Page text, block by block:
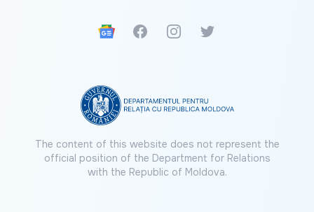
Google News
FacebookInstagramTwitter
The content of this website does not represent the
official position of the Department for Relations
with the Republic of Moldova.